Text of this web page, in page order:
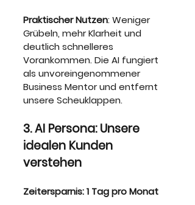
Praktischer Nutzen: Weniger
Grübeln, mehr Klarheit und
deutlich schnelleres
Vorankommen. Die AI fungiert
als unvoreingenommener
Business Mentor und entfernt
unsere Scheuklappen.
3. AI Persona: Unsere
idealen Kunden
verstehen
Zeitersparnis: 1 Tag pro Monat